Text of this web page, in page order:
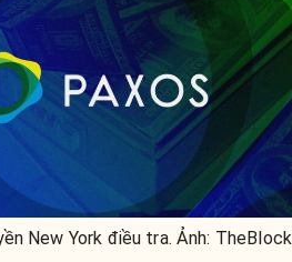
New York điều tra. Ảnh: TheBlock